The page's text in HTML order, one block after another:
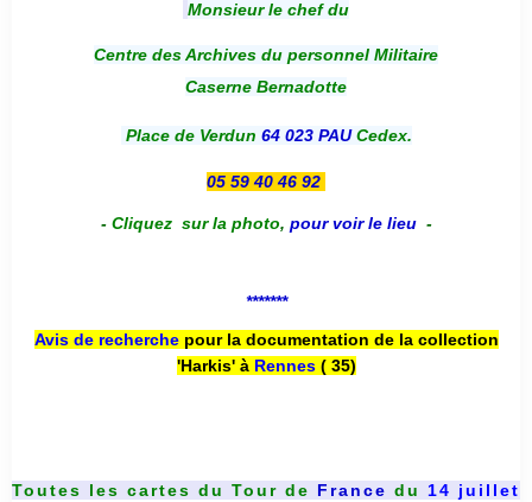
Monsieur le chef du
Centre des Archives du personnel Militaire
Caserne Bernadotte
Place de Verdun 64 023 PAUCedex.
05 59 40 46 92
- Cliquez sur la photo, pour voir le lieu -
*******
Avis de recherche pour la documentation de la collection
'Harkis' à Rennes( 35)
Toutes les cartes du Tour de France du 14 juillet